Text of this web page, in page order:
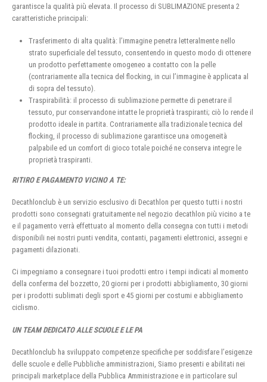
garantisce la qualità più elevata. Il processo di SUBLIMAZIONE presenta 2
caratteristiche principali:
Trasferimento di alta qualità: l’immagine penetra letteralmente nello
strato superficiale del tessuto, consentendo in questo modo di ottenere
un prodotto perfettamente omogeneo a contatto con la pelle
(contrariamente alla tecnica del flocking, in cui l’immagine è applicata al
di sopra del tessuto).
Traspirabilità: il processo di sublimazione permette di penetrare il
tessuto, pur conservandone intatte le proprietà traspiranti; ciò lo rende il
prodotto ideale in partita. Contrariamente alla tradizionale tecnica del
flocking, il processo di sublimazione garantisce una omogeneità
palpabile ed un comfort di gioco totale poiché ne conserva integre le
proprietà traspiranti.
RITIRO E PAGAMENTO VICINO A TE:
Decathlonclub è un servizio esclusivo di Decathlon per questo tutti i nostri
prodotti sono consegnati gratuitamente nel negozio decathlon più vicino a te
e il pagamento verrà effettuato al momento della consegna con tutti i metodi
disponibili nei nostri punti vendita, contanti, pagamenti elettronici, assegni e
pagamenti dilazionati.
Ci impegniamo a consegnare i tuoi prodotti entro i tempi indicati al momento
della conferma del bozzetto, 20 giorni per i prodotti abbigliamento, 30 giorni
per i prodotti sublimati degli sport e 45 giorni per costumi e abbigliamento
ciclismo.
UN TEAM DEDICATO ALLE SCUOLE E LE PA
Decathlonclub ha sviluppato competenze specifiche per soddisfare l’esigenze
delle scuole e delle Pubbliche amministrazioni, Siamo presenti e abilitati nei
principali marketplace della Pubblica Amministrazione e in particolare sul